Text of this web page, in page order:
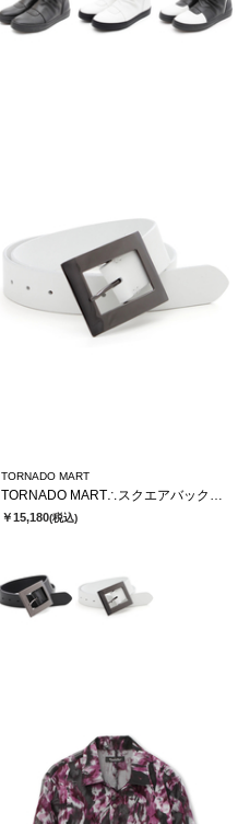
TORNADO MART
TORNADO MART∴スクエアバックルベルト
￥15,180(税込)